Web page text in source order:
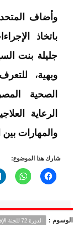
وأضاف
باتخاذ
وبهية،
الصحية
الرعاية
والمهارات
شارك هذا الموضوع:
الوسوم : الدورة 72 للجنة الإقليمية لمنظمة الصحة العالمية لشرق المتوسط